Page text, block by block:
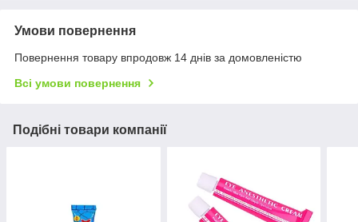
Умови повернення
Повернення товару впродовж 14 днів за домовленістю
Всі умови повернення
Подібні товари компанії